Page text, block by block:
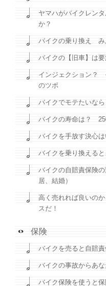
ヤマハがバイクレン
か？
バイクの乗り換え み
バイクの【旧車】は
インジェクション？
のツボ
バイクでモテたいな
バイクの寿命は？
バイクを手放す決心
バイクを乗り換える
バイクの自賠責保険
居、結婚）
高く売れれば良いの
スだ！
保険
バイクを売ると自賠
バイクの事故からあ
バイク保険を使うと